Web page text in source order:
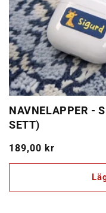
NAVNELAPPER -
SETT)
Ordinarie
pris
189,00 kr